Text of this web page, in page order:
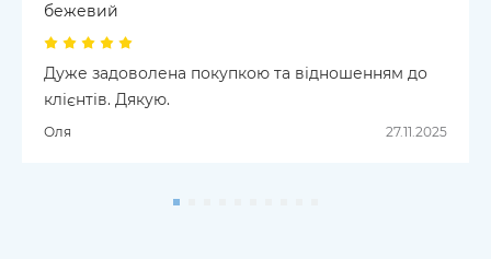
бежевий
Дуже задоволена покупкою та відношенням до
клієнтів. Дякую.
Оля 27.11.2025